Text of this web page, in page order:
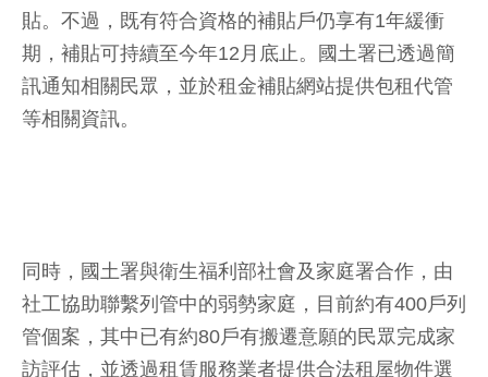
貼。不過，既有符合資格的補貼戶仍享有1年緩衝
期，補貼可持續至今年12月底止。國土署已透過簡
訊通知相關民眾，並於租金補貼網站提供包租代管
等相關資訊。
同時，國土署與衛生福利部社會及家庭署合作，由
社工協助聯繫列管中的弱勢家庭，目前約有400戶列
管個案，其中已有約80戶有搬遷意願的民眾完成家
訪評估，並透過租賃服務業者提供合法租屋物件選